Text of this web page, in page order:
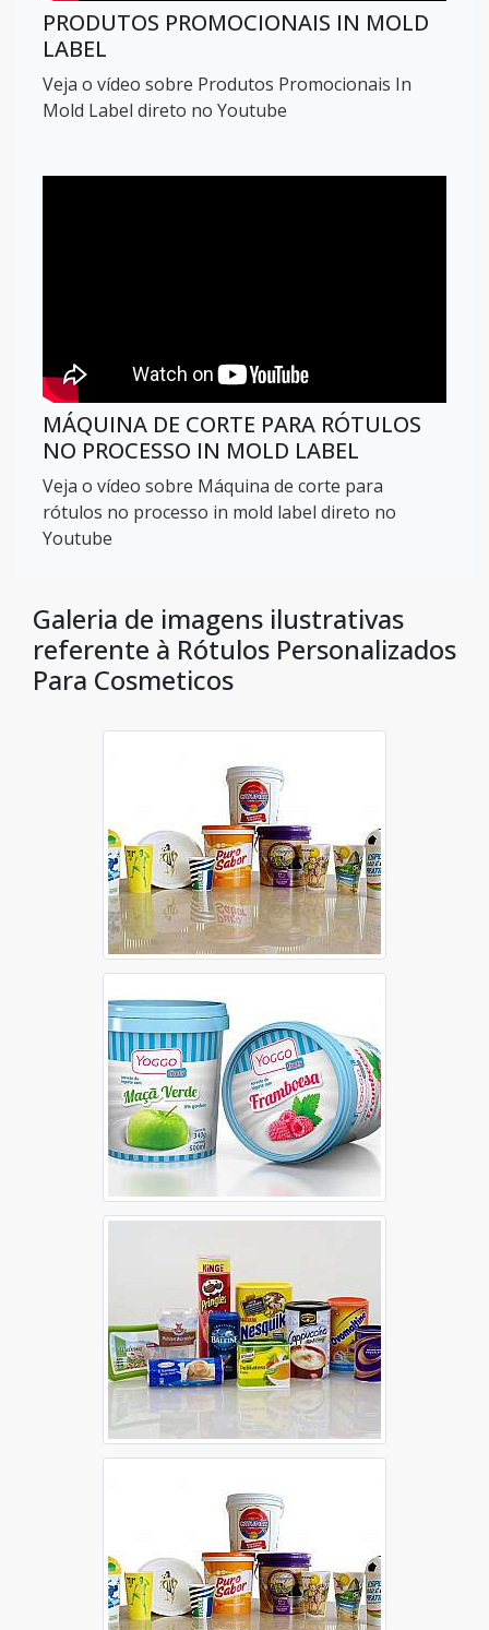
PRODUTOS PROMOCIONAIS IN MOLD
LABEL
Veja o vídeo sobre Produtos Promocionais In
Mold Label direto no Youtube
MÁQUINA DE CORTE PARA RÓTULOS
NO PROCESSO IN MOLD LABEL
Veja o vídeo sobre Máquina de corte para
rótulos no processo in mold label direto no
Youtube
Galeria de imagens ilustrativas
referente à Rótulos Personalizados
Para Cosmeticos